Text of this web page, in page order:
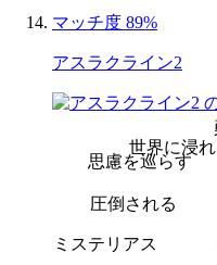
マッチ度 89%
アスラクライン2
ミステリアス
圧倒される
思慮を巡らす
世界に浸